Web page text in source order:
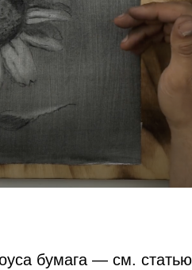
бумага — см.